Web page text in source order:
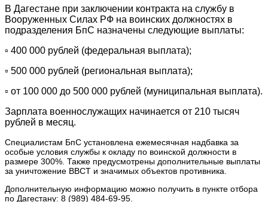
В Дагестане при заключении контракта на службу в
Вооруженных Силах РФ на воинских должностях в
подразделения БпС назначены следующие выплаты:
▫ 400 000 рублей (федеральная выплата);
▫ 500 000 рублей (региональная выплата);
▫ от 100 000 до 500 000 рублей (муниципальная выплата).
Зарплата военнослужащих начинается от 210 тысяч
рублей в месяц.
Специалистам БпС установлена ежемесячная надбавка за
особые условия службы к окладу по воинской должности в
размере 300%. Также предусмотрены дополнительные выплаты
за уничтожение ВВСТ и значимых объектов противника.
Дополнительную информацию можно получить в пункте отбора
по Дагестану: 8 (989) 484-69-95.